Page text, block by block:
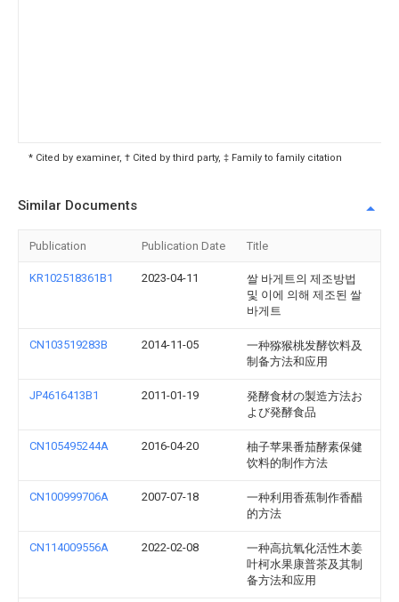
* Cited by examiner, † Cited by third party, ‡ Family to family citation
Similar Documents
Publication Publication Date Title
KR102518361B1 2023-04-11
쌀 바게트의 제조방법
및 이에 의해 제조된 쌀
바게트
CN103519283B 2014-11-05
一种猕猴桃发酵饮料及
制备方法和应用
JP4616413B1 2011-01-19
発酵食材の製造方法お
よび発酵食品
CN105495244A 2016-04-20
柚子苹果番茄酵素保健
饮料的制作方法
CN100999706A 2007-07-18
一种利用香蕉制作香醋
的方法
CN114009556A 2022-02-08
一种高抗氧化活性木姜
叶柯水果康普茶及其制
备方法和应用